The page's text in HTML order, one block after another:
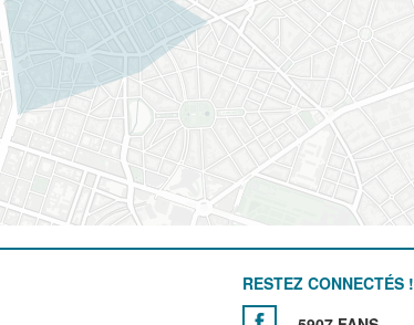
RESTEZ CONNECTÉS !